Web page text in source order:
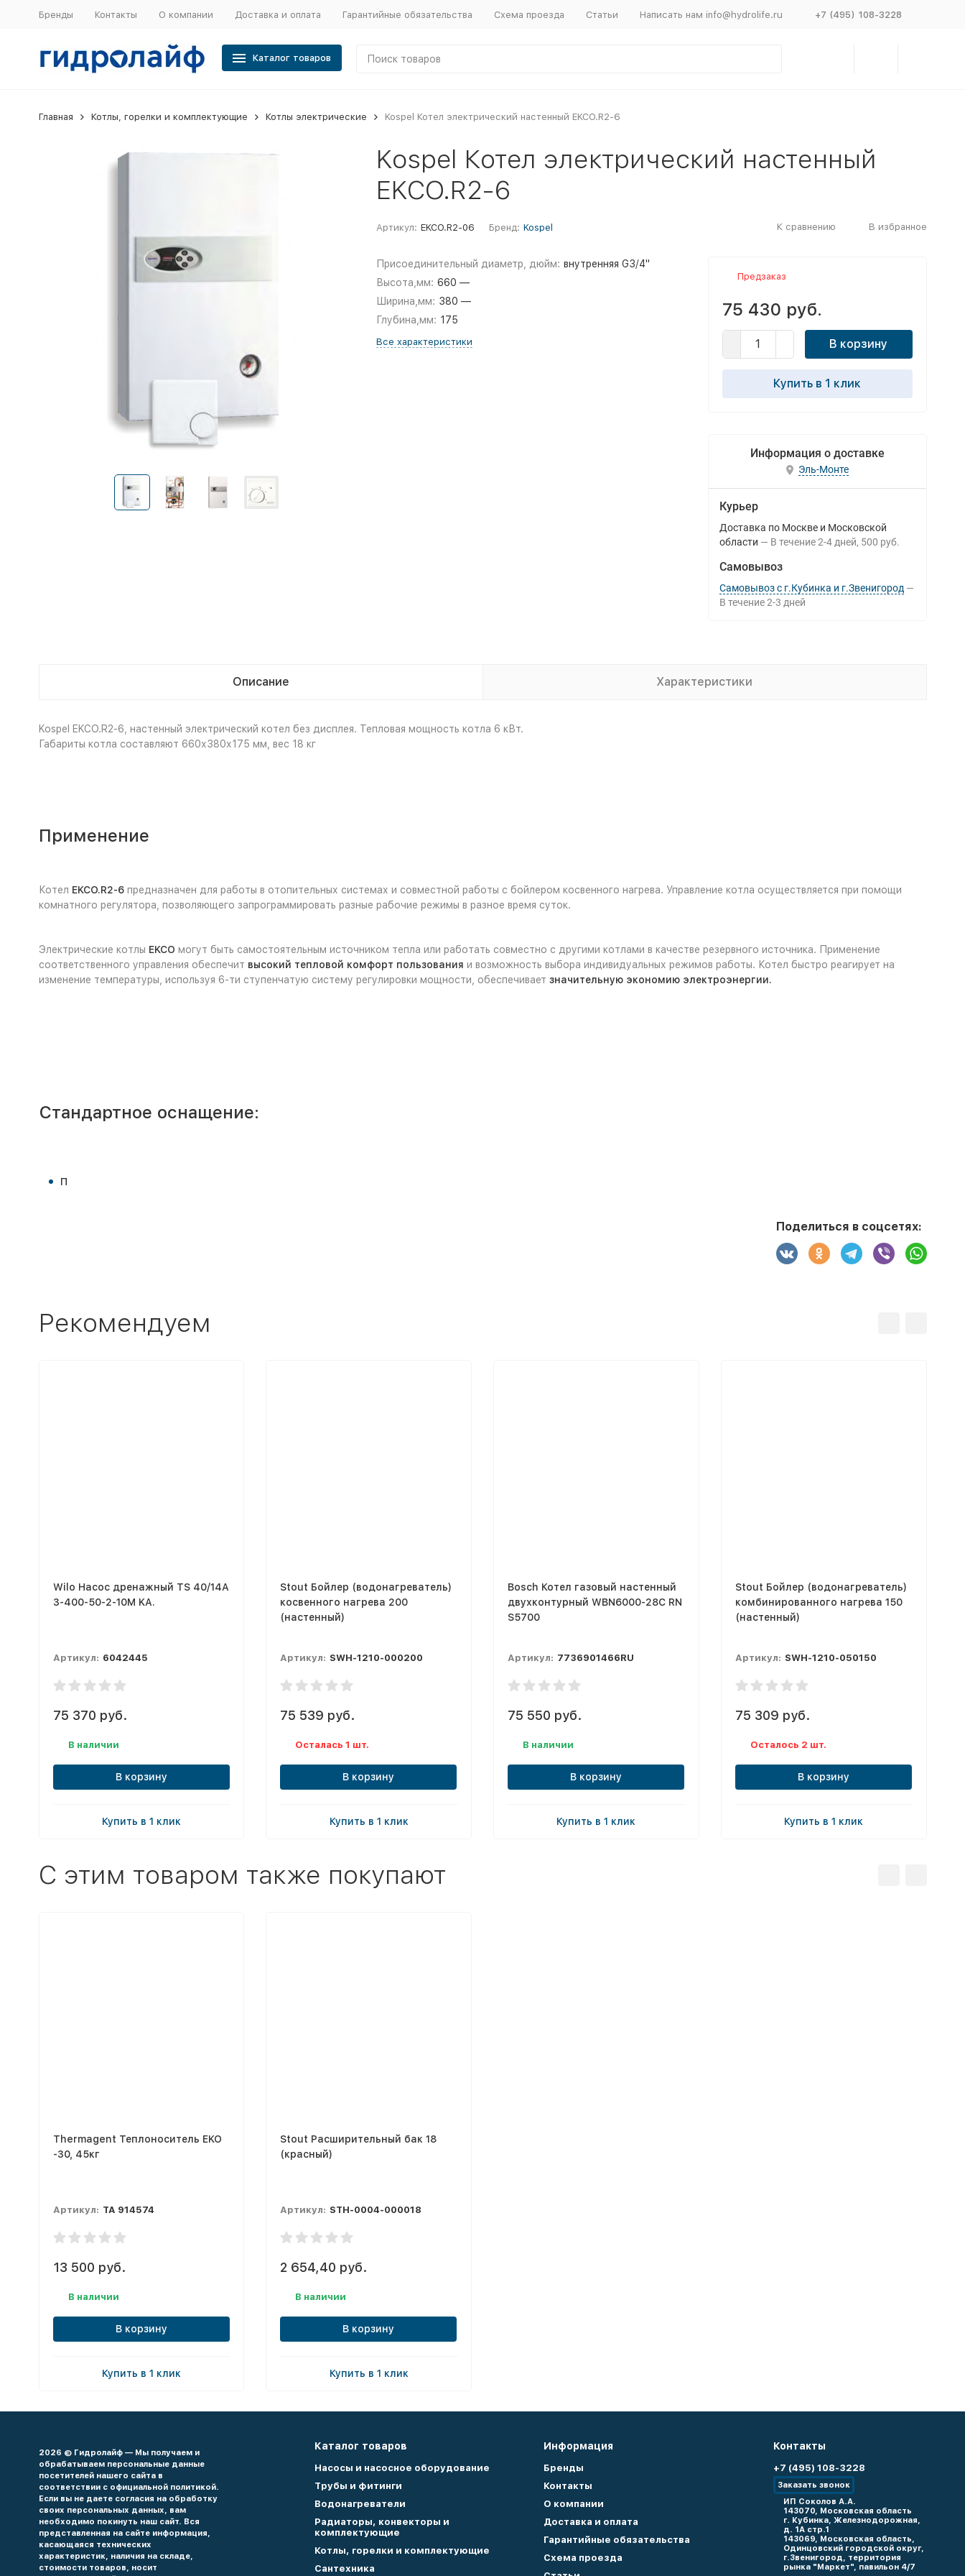
Бренды Контакты О компании Доставка и оплата Гарантийные обязательства Схема проезда Статьи Написать нам info@hydrolife.ru +7 (495) 108-3228
Каталог товаров
Главная Котлы, горелки и комплектующие Котлы электрические Kospel Котел электрический настенный EKCO.R2-6
Kospel Котел электрический настенный
EKCO.R2-6
Артикул: EKCO.R2-06 Бренд: Kospel К сравнению В избранное
Присоединительный диаметр, дюйм: внутренняя G3/4"
Высота,мм: 660 —
Ширина,мм: 380 —
Глубина,мм: 175
Все характеристики
Предзаказ
75 430 руб.
В корзину
Купить в 1 клик
Информация о доставке
Эль-Монте
Курьер
Доставка по Москве и Московской
области
В течение 2-4 дней 500 руб.
Самовывоз
Самовывоз с г.Кубинка и г.Звенигород
В течение 2-3 дней
Описание Характеристики
Kospel EKCO.R2-6, настенный электрический котел без дисплея. Тепловая мощность котла 6 кВт.
Габариты котла составляют 660х380х175 мм, вес 18 кг
Применение
Котел EKCO.R2-6предназначен для работы в отопительных системах и совместной работы с бойлером косвенного нагрева. Управление котла осуществляется при помощи
комнатного регулятора, позволяющего запрограммировать разные рабочие режимы в разное время суток.
Электрические котлы EKCO могут быть самостоятельным источником тепла или работать совместно с другими котлами в качестве резервного источника. Применение
соответственного управления обеспечит высокий тепловой комфорт пользования и возможность выбора индивидуальных режимов работы. Котел быстро реагирует на
изменение температуры, используя 6-ти ступенчатую систему регулировки мощности, обеспечивает значительную экономию электроэнергии.
Стандартное оснащение:
П
Поделиться в соцсетях:
Рекомендуем
Wilo Насос дренажный TS 40/14A
3-400-50-2-10M KA.
Артикул: 6042445
75 370 руб.
В наличии
В корзину
Купить в 1 клик
Stout Бойлер (водонагреватель)
косвенного нагрева 200
(настенный)
Артикул: SWH-1210-000200
75 539 руб.
Осталась 1 шт.
В корзину
Купить в 1 клик
Bosch Котел газовый настенный
двухконтурный WBN6000-28C RN
S5700
Артикул: 7736901466RU
75 550 руб.
В наличии
В корзину
Купить в 1 клик
Stout Бойлер (водонагреватель)
комбинированного нагрева 150
(настенный)
Артикул: SWH-1210-050150
75 309 руб.
Осталось 2 шт.
В корзину
Купить в 1 клик
C этим товаром также покупают
Thermagent Теплоноситель EKO
-30, 45кг
Артикул: TA 914574
13 500 руб.
В наличии
В корзину
Купить в 1 клик
Stout Расширительный бак 18
(красный)
Артикул: STH-0004-000018
2 654,40 руб.
В наличии
В корзину
Купить в 1 клик
2026 © Гидролайф — Мы получаем и
обрабатываем персональные данные
посетителей нашего сайта в
соответствии с официальной политикой.
Если вы не даете согласия на обработку
своих персональных данных, вам
необходимо покинуть наш сайт. Вся
представленная на сайте информация,
касающаяся технических
характеристик, наличия на складе,
стоимости товаров, носит
Каталог товаров
Насосы и насосное оборудование
Трубы и фитинги
Водонагреватели
Радиаторы, конвекторы и
комплектующие
Котлы, горелки и комплектующие
Сантехника
Информация
Бренды
Контакты
О компании
Доставка и оплата
Гарантийные обязательства
Схема проезда
Контакты
+7 (495) 108-3228
Заказать звонок
ИП Соколов А.А.
143070, Московская область
г. Кубинка, Железнодорожная,
д. 1А стр.1
143069, Московская область,
Одинцовский городской округ,
г.Звенигород, территория
рынка "Маркет", павильон 4/7